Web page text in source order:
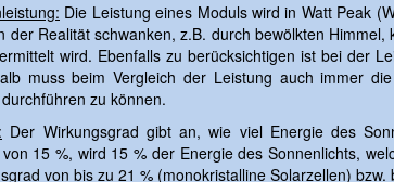
Die Leistung eines Moduls wird in Watt Peak
der Realität schwanken, z.B. durch bewölkten
wird. Ebenfalls zu berücksichtigen ist bei der
muss beim Vergleich der Leistung auch immer
zu können.
Der Wirkungsgrad gibt an, wie viel Energie des
15 %, wird 15 % der Energie des Sonnenlichts,
von bis zu 21 % (monokristalline Solarzellen)